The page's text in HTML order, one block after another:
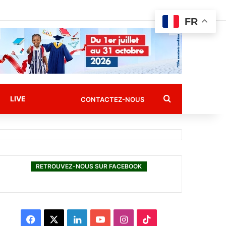
LIVE CONTACTEZ-NOUS Rechercher
RETROUVEZ-NOUS SUR FACEBOOK
L
I
FR